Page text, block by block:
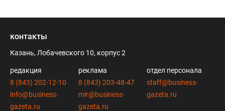
контакты
Казань, Лобачевского 10, корпус 2
редакция
8 (843) 202-12-10
info@business-
gazeta.ru
реклама
8 (843) 203-48-47
mir@business-
gazeta.ru
отдел персонала
staff@business-
gazeta.ru